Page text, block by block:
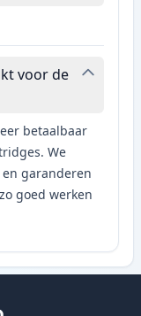
voor de
betaalbaar
We
garanderen
goed werken